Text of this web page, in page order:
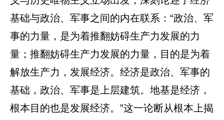
基础与政治、军事之间的内在联系：“政治、军
事的力量，是为着推翻妨碍生产力发展的力
量；推翻妨碍生产力发展的力量，目的是为着
解放生产力，发展经济。经济是政治、军事的
基础，政治、军事是上层建筑。地基是经济，
根本目的也是发展经济。”这一论断从根本上揭